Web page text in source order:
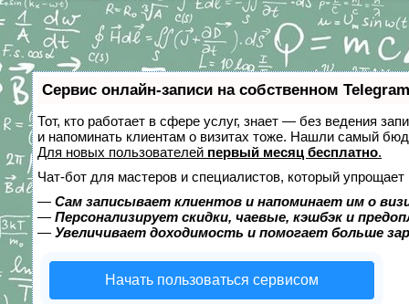
Сервис онлайн-записи на собственном
Тот, кто работает в сфере услуг, знает — без ведения
и напоминать клиентам о визитах тоже. Нашли самый
Для новых пользователей первый месяц бесплатно.
Чат-бот для мастеров и специалистов, который упрощает
— Сам записывает клиентов и напоминает им о
— Персонализирует скидки, чаевые, кэшбэк и
— Увеличивает доходимость и помогает больше
Начать пользоваться сервисом